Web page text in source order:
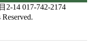
2-14 017-742-2174